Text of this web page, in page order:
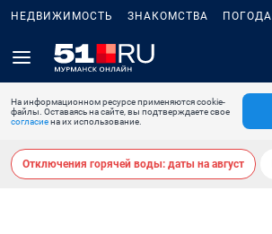
НЕДВИЖИМОСТЬ ЗНАКОМСТВА ПОГОДА
На информационном ресурсе применяются cookie-
файлы. Оставаясь на сайте, вы подтверждаете свое
согласиена их использование.
Отключения горячей воды: даты на август